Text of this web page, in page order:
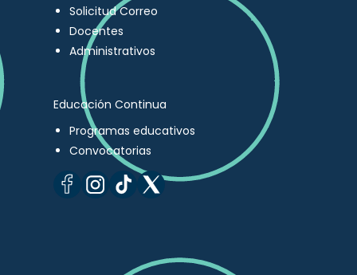
Solicitud Correo
Docentes
Administrativos
Educación Continua
Programas educativos
Convocatorias